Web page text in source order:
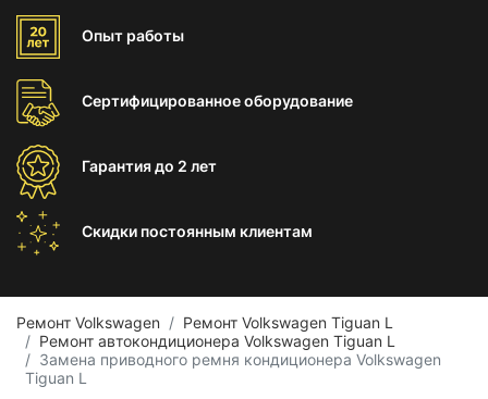
Опыт работы
Сертифицированноеоборудование
Гарантиядо 2 лет
Скидки постоянным клиентам
Ремонт Volkswagen
Ремонт Volkswagen Tiguan L
Ремонт автокондиционера Volkswagen Tiguan L
Замена приводного ремня кондиционера Volkswagen
Tiguan L